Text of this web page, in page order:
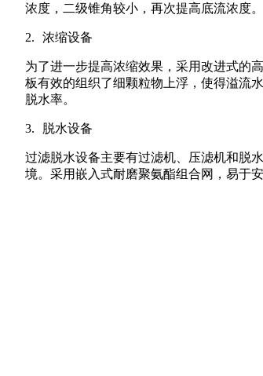
浓度，二级锥角较小，再次提高底流浓度
2. 浓缩设备
为了进一步提高浓缩效果，采用改进式的
板有效的组织了细颗粒物上浮，使得溢流
脱水率。
3. 脱水设备
过滤脱水设备主要有过滤机、压滤机和脱
境。采用嵌入式耐磨聚氨酯组合网，易于